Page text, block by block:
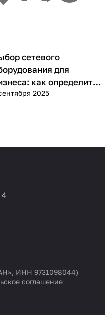
Советы покупателям
сетевого
для
как определить
компании и
2025
4
ИНН 9731098044)
соглашение